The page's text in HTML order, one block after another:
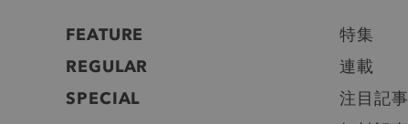
FEATURE
特集
REGULAR
連載
SPECIAL
注目記事